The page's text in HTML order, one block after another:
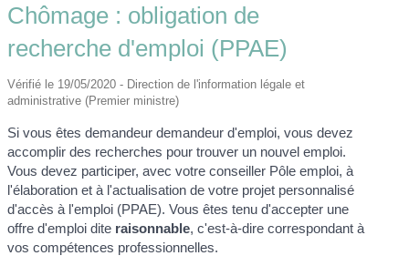
Chômage : obligation de
recherche d'emploi (PPAE)
Vérifié le 19/05/2020 - Direction de l'information légale et
administrative (Premier ministre)
Si vous êtes demandeur demandeur d'emploi, vous devez
accomplir des recherches pour trouver un nouvel emploi.
Vous devez participer, avec votre conseiller Pôle emploi, à
l'élaboration et à l'actualisation de votre projet personnalisé
d'accès à l'emploi (PPAE). Vous êtes tenu d'accepter une
offre d'emploi dite raisonnable, c'est-à-dire correspondant à
vos compétences professionnelles.